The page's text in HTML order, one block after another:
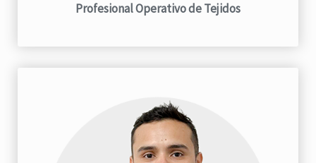
Profesional Operativo de Tejidos